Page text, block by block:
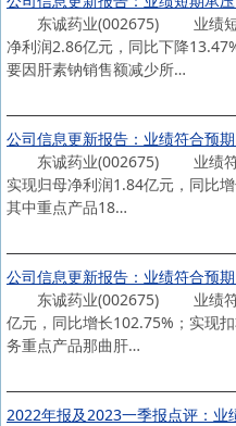
东诚药业(002675) 业绩短期
净利润2.86亿元，同比下降
要因肝素钠销售额减少所…
公司信息更新报告：业绩符合预
东诚药业(002675) 业绩符合
实现归母净利润1.84亿元，同比
其中重点产品18…
公司信息更新报告：业绩符合预
东诚药业(002675) 业绩符合
亿元，同比增长102.75%；实现
务重点产品那曲肝…
2022年报及2023一季报点评：业